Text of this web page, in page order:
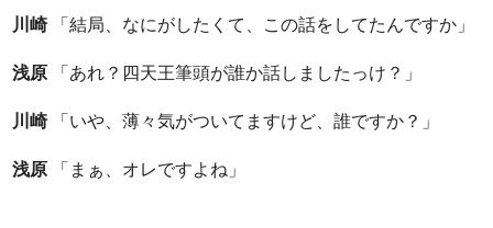
川崎「結局、なにがしたくて、この話をしてたんですか」
浅原 「あれ？四天王筆頭が誰か話しましたっけ？」
川崎「いや、薄々気がついてますけど、誰ですか？」
浅原 「まぁ、オレですよね」